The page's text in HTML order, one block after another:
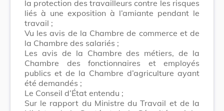
la protection des travailleurs contre les risques
liés à une exposition à l’amiante pendant le
travail ;
Vu les avis de la Chambre de commerce et de
la Chambre des salariés ;
Les avis de la Chambre des métiers, de la
Chambre des fonctionnaires et employés
publics et de la Chambre d’agriculture ayant
été demandés ;
Le Conseil d’État entendu ;
Sur le rapport du Ministre du Travail et de la